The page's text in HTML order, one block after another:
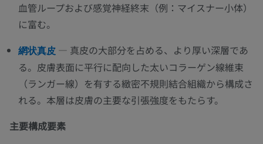
血管ループおよび感覚神経終末（例：マイスナー小体）
に富む。
網状真皮 — 真皮の大部分を占める、より厚い深層であ
る。皮膚表面に平行に配向した太いコラーゲン線維束
（ランガー線）を有する緻密不規則結合組織から構成さ
れる。本層は皮膚の主要な引張強度をもたらす。
主要構成要素